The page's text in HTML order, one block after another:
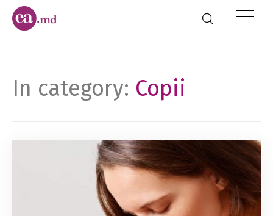
In category: Copii